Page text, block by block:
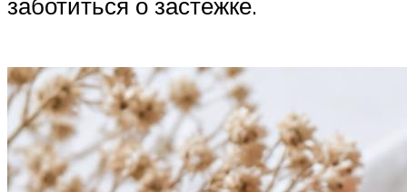
заботиться о застежке.